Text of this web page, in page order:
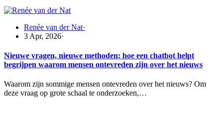
Renée van der Nat·
3 Apr, 2026·
Nieuwe vragen, nieuwe methoden: hoe een chatbot helpt
begrijpen waarom mensen ontevreden zijn over het nieuws
Waarom zijn sommige mensen ontevreden over het nieuws? Om
deze vraag op grote schaal te onderzoeken,…